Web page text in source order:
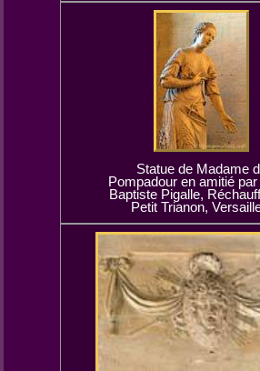
Statue de Madame
Pompadour en amitié
Baptiste Pigalle,
Petit Trianon,